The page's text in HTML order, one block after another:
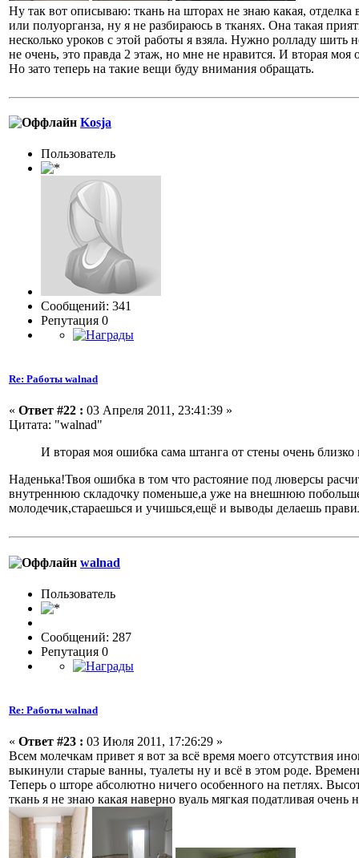
Ну так вот описываю: ткань на шторах не знаю какая,
или полуорганза, ну я не разбираюсь в тканях. Она такая
несколько уроков с этой работы я взяла. Нужно ролладу
не очень, это правда 2 этаж, но мне не нравится. И вторая
Но зато теперь на такие вещи буду внимания обращать.
Kosja
Пользовaтeль
Сообщений: 341
Репутация 0
Re: Работы walnad
« Ответ #22 : 03 Апреля 2011, 23:41:39 »
Цитата: "walnad"
И вторая моя ошибка сама штанга от стены очень
Наденька!Твоя ошибка в том что растояние под люверсы
внутреннюю складочку поменьше,а уже на внешнюю
молодечик,стараешься и учишься,ещё и выводы делаешь
walnad
Пользовaтeль
Сообщений: 287
Репутация 0
Re: Работы walnad
« Ответ #23 : 03 Июля 2011, 17:26:29 »
Всем молечкам привет я вот за всё время моего отсутствия
выкинули старые ванны, туалеты ну и всё в этом роде.
Теперь о шторе абсолютно ничего особенного на петлях.
ткань я не знаю какая наверно вуаль мягкая податливая